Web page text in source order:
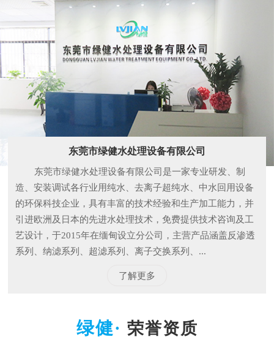
东莞市绿健水处理设备有限公司
东莞市绿健水处理设备有限公司是一家专业研发、制
造、安装调试各行业用纯水、去离子超纯水、中水回用设备
的环保科技企业，具有丰富的技术经验和生产加工能力，并
引进欧洲及日本的先进水处理技术，免费提供技术咨询及工
艺设计，于2015年在缅甸设立分公司，主营产品涵盖反渗透
系列、纳滤系列、超滤系列、离子交换系列、...
了解更多
荣誉资质